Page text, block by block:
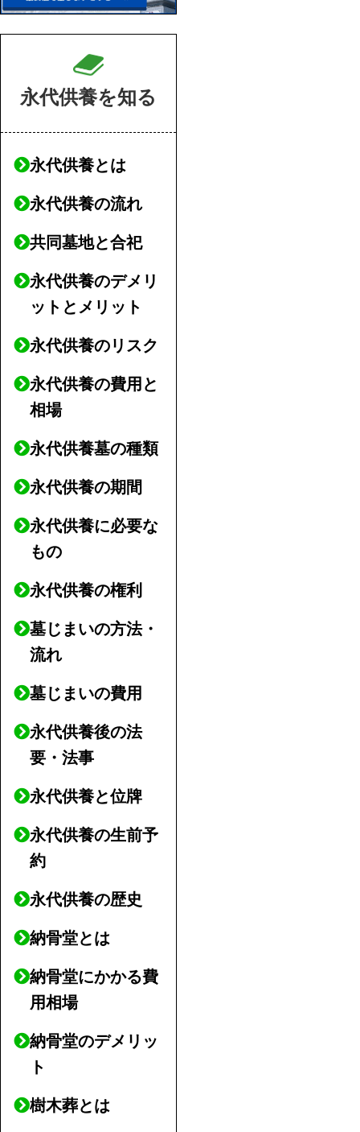
永代供養を知る
永代供養とは
永代供養の流れ
共同墓地と合祀
永代供養のデメリ
ットとメリット
永代供養のリスク
永代供養の費用と
相場
永代供養墓の種類
永代供養の期間
永代供養に必要な
もの
永代供養の権利
墓じまいの方法・
流れ
墓じまいの費用
永代供養後の法
要・法事
永代供養と位牌
永代供養の生前予
約
永代供養の歴史
納骨堂とは
納骨堂にかかる費
用相場
納骨堂のデメリッ
ト
樹木葬とは